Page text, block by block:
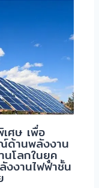
ศษ เพื่อ
ด้านพลังงาน
นโลกในยุค
งานไฟฟ้าชั้น